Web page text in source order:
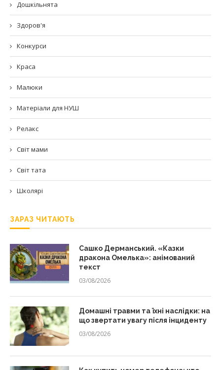
Дошкільнята
Здоров'я
Конкурси
Краса
Малюки
Матеріали для НУШ
Релакс
Світ мами
Світ тата
Школярі
ЗАРАЗ ЧИТАЮТЬ
Сашко Дерманський. «Казки
дракона Омелька»: анімований
текст
03/08/2026
Домашні травми та їхні наслідки: на
що звертати увагу після інциденту
03/08/2026